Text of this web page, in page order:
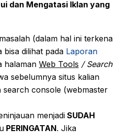
dan Mengatasi Iklan yang
(dalam hal ini terkena
bisa dilihat pada Laporan
halaman Web Tools / Search
sebelumnya situs kalian
search console (webmaster
menjadi SUDAH
PERINGATAN. Jika